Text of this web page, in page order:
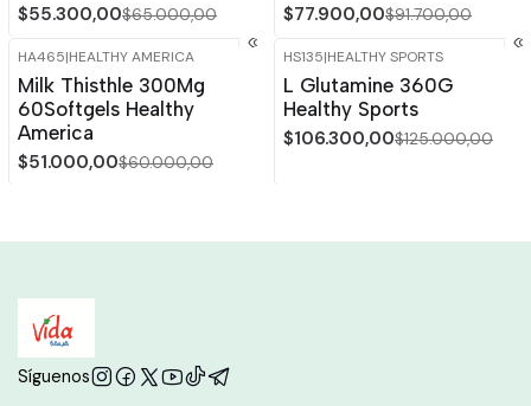
$55.300,00$65.000,00
$77.900,00$91.700,00
OFF
HA465|HEALTHY AMERICA
Milk Thisthle 300Mg
60Softgels Healthy
America
$51.000,00$60.000,00
-15%
HS135|HEALTHY SPORTS
L Glutamine 360G
Healthy Sports
$106.300,00$125.000,00
Síguenos